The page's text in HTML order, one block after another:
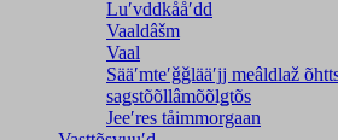
Luʹvddkååʹdd
Vaaldâšm
Vaal
Sääʹmteʹǧǧlääʹjj meâldlaž
saǥstõõllâmõõlǥtõs
Jeeʹres tåimmorgaan